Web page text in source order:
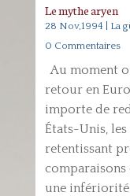
Le mythe aryen
28 Nov,1994 La
0 Commentaires
Au moment
retour en
importe de
États-Unis,
retentissant
comparaisons
une infériorité